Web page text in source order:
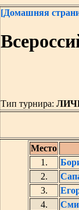
[Домашняя
Тип турнира:
Место
1.
2.
3.
4.